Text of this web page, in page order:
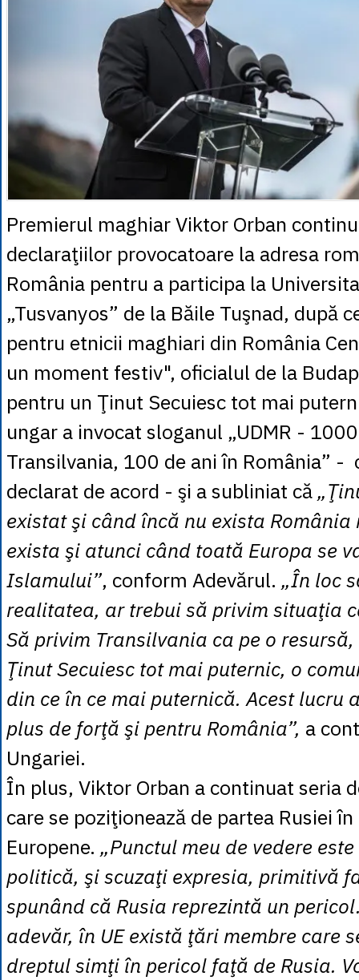
Premierul maghiar Viktor Orban
declaraţiilor provocatoare la adresa
România pentru a participa la
„Tusvanyos” de la Băile Tuşnad, după
pentru etnicii maghiari din România
un moment festiv", oficialul de la
pentru un Ţinut Secuiesc tot mai
ungar a invocat sloganul „UDMR -
Transilvania, 100 de ani în România” -
declarat de acord - şi a subliniat că
existat şi când încă nu exista România
exista şi atunci când toată Europa se
Islamului”, conform Adevărul. „În loc
realitatea, ar trebui să privim situaţia
Să privim Transilvania ca pe o
Ţinut Secuiesc tot mai puternic, o
din ce în ce mai puternică. Acest lucru
plus de forţă şi pentru România”, a
Ungariei.
În plus, Viktor Orban a continuat seria
care se poziţionează de partea Rusiei
Europene. „Punctul meu de vedere
politică, şi scuzaţi expresia, primitivă
spunând că Rusia reprezintă un
adevăr, în UE există ţări membre care
dreptul simţi în pericol faţă de Rusia.